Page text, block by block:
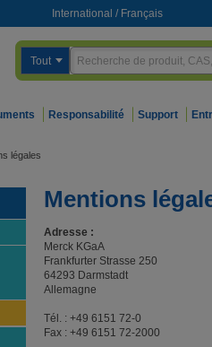
International / Français
Tout
Responsabilité Support
légales
Mentions
Adresse :
Merck KGaA
Frankfurter Strasse 250
64293 Darmstadt
Allemagne
Tél. : +49 6151 72-0
Fax : +49 6151 72-2000